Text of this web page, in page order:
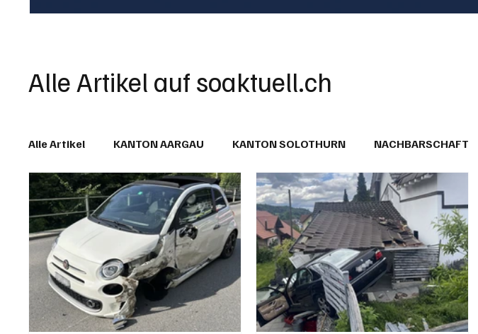
Alle Artikel auf soaktuell.ch
Alle Artikel KANTON AARGAU KANTON SOLOTHURN NACHBARSCHAFT
IN EIGENER SACHE KOMMENTARE LESERBRIEFE PUBLIREPORTAGEN